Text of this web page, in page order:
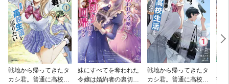
戦地から帰ってきたタ
カシ君。普通に高校生
妹にすべてを奪われた
令嬢は婚約者の裏切り
戦地から帰ってきたタ
カシ君。普通に高校生
寄